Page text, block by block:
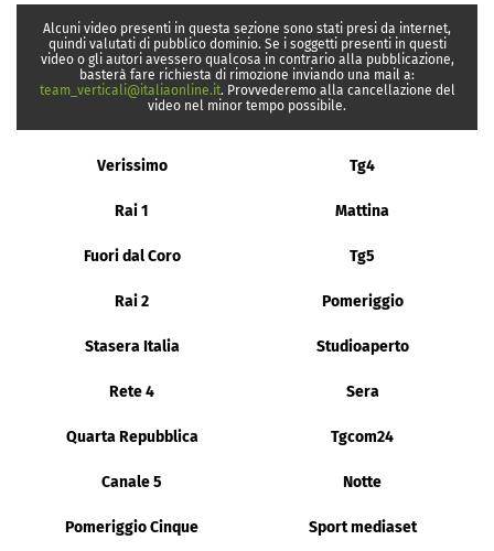
Alcuni video presenti in questa sezione sono stati presi da internet,
quindi valutati di pubblico dominio. Se i soggetti presenti in questi
video o gli autori avessero qualcosa in contrario alla pubblicazione,
basterà fare richiesta di rimozione inviando una mail a:
team_verticali@italiaonline.it. Provvederemo alla cancellazione del
video nel minor tempo possibile.
Verissimo Tg4
Rai 1 Mattina
Fuori dal Coro Tg5
Rai 2 Pomeriggio
Stasera Italia Studioaperto
Rete 4 Sera
Quarta Repubblica Tgcom24
Canale 5 Notte
Pomeriggio Cinque Sport mediaset